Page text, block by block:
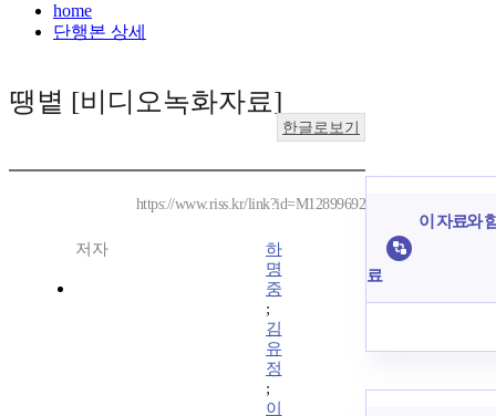
home
단행본 상세
땡볕 [비디오녹화자료]
한글로보기
https://www.riss.kr/link?id=M12899692
저자
하
명
중
;
김
유
정
;
이
이 자료와
료